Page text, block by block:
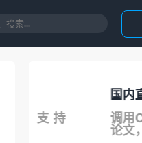
国内直连
调用ChatGPT
论文，代码等